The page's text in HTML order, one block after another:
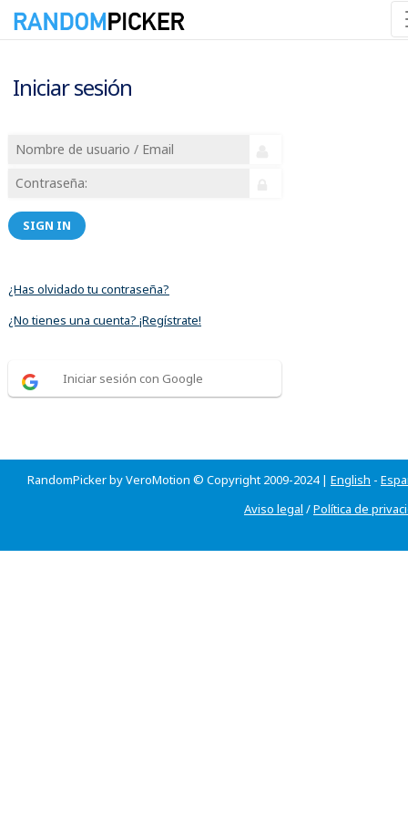
Iniciar sesión
SIGN IN
¿Has olvidado tu contraseña?
¿No tienes una cuenta? ¡Regístrate!
Iniciar sesión con Google
RandomPicker by VeroMotion © Copyright 2009-2024 | English -
Aviso legal /Política de